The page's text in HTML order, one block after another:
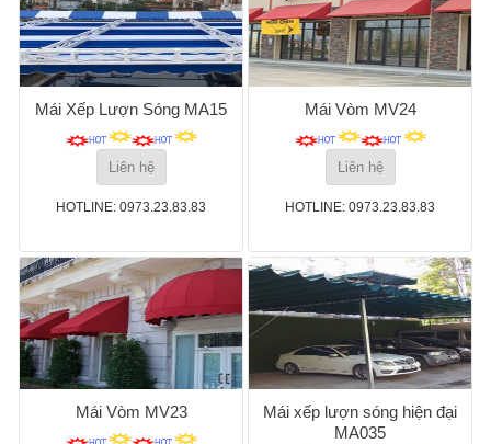
Mái Xếp Lượn Sóng MA15
Liên hệ
HOTLINE: 0973.23.83.83
Mái Vòm MV24
Liên hệ
HOTLINE: 0973.23.83.83
Mái Vòm MV23
Mái xếp lượn sóng hiện đại
MA035